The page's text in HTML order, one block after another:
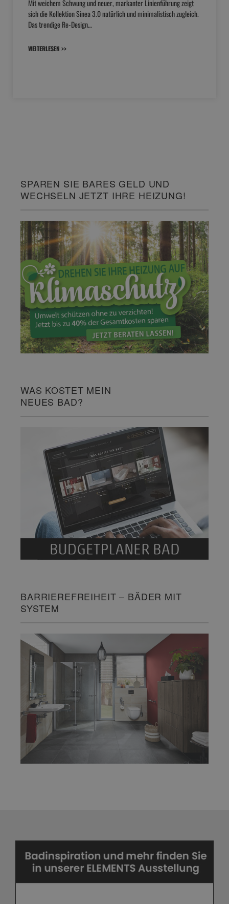
Mit weichem Schwung und neuer, markanter Linienführung zeigt
sich die Kollektion Sinea 3.0 natürlich und minimalistisch zugleich.
Das trendige Re-Design…
WEITERLESEN >>
SPAREN SIE BARES GELD UND
WECHSELN JETZT IHRE HEIZUNG!
WAS KOSTET MEIN
NEUES BAD?
BARRIEREFREIHEIT – BÄDER MIT
SYSTEM